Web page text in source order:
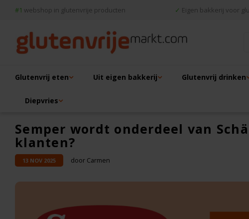
#1 webshop in glutenvrije producten ✓ Eigen bakkerij voor
Glutenvrij eten Uit eigen bakkerij Glutenvrij drinken
Diepvries
Semper wordt onderdeel van
klanten?
13 NOV 2025 door Carmen